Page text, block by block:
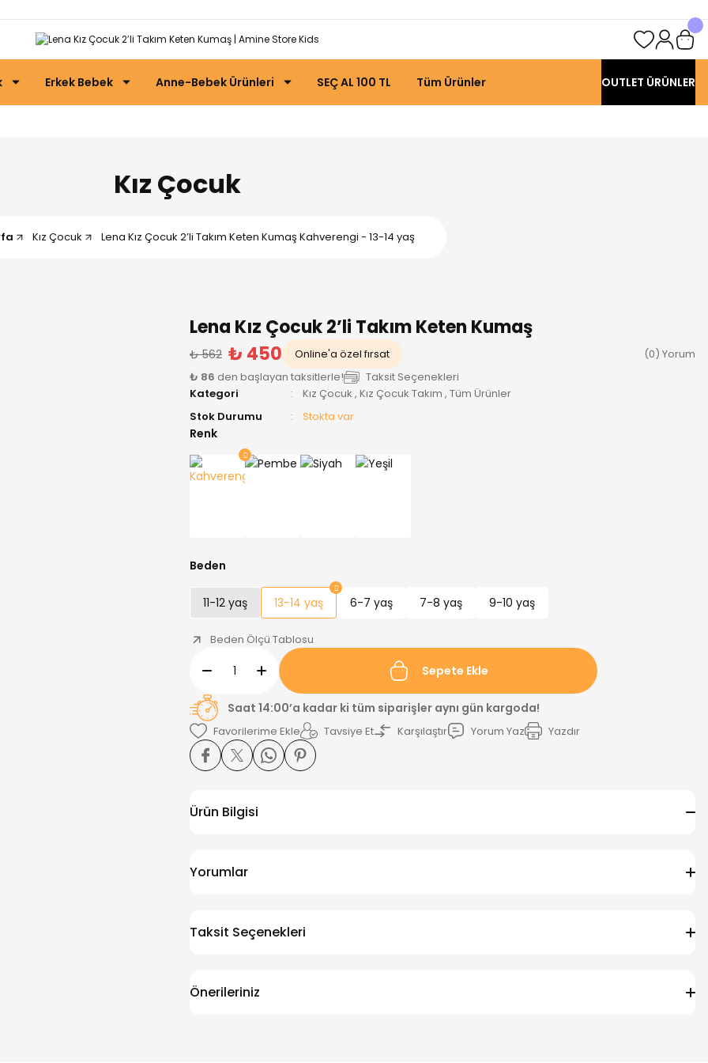
Erkek Bebek Anne-Bebek Ürünleri SEÇ AL 100 TL Tüm Ürünler OUTLET ÜRÜNLER
Kız Çocuk
Kız Çocuk Lena Kız Çocuk 2’li Takım Keten Kumaş Kahverengi - 13-14 yaş
Lena Kız Çocuk 2’li Takım Keten Kumaş
₺ 562 ₺ 450 Online'a özel fırsat
(0) Yorum
₺ 86 den başlayan taksitlerle!
Taksit Seçenekleri
Kategori
Kız Çocuk , Kız Çocuk Takım , Tüm Ürünler
Stok Durumu
Stokta var
Renk
Beden
11-12 yaş 13-14 yaş 6-7 yaş 7-8 yaş 9-10 yaş
Beden Ölçü Tablosu
Sepete Ekle
Saat 14:00’a kadar ki tüm siparişler aynı gün kargoda!
Tavsiye Et Karşılaştır Yorum Yaz Yazdır
Ürün Bilgisi
Yorumlar
Taksit Seçenekleri
Önerileriniz